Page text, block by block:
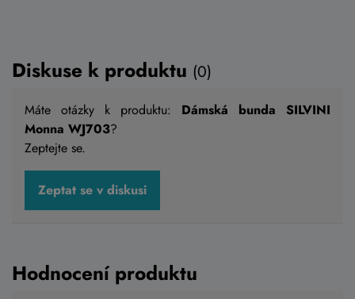
Diskuse k produktu (0)
Máte otázky k produktu: Dámská bunda SILVINI
Monna WJ703?
Zeptejte se.
Zeptat se v diskusi
Hodnocení produktu